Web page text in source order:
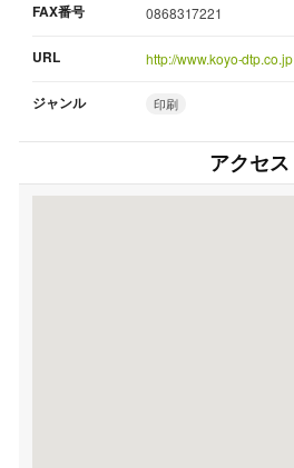
FAX番号 0868317221
URL http://www.koyo-dtp.co.jp
ジャンル 印刷
アクセス